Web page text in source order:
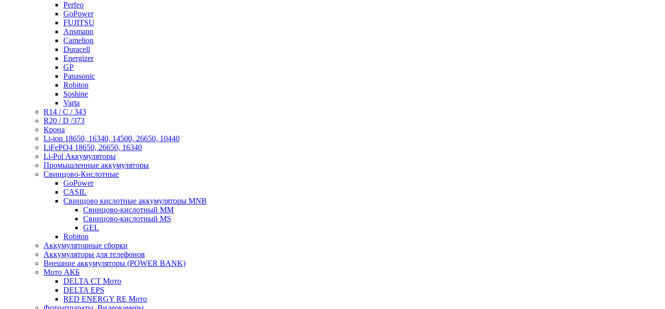
Perfeo
GoPower
FUJITSU
Ansmann
Camelion
Duracell
Energizer
GP
Panasonic
Robiton
Soshine
Varta
R14 / C / 343
R20 / D /373
Крона
Li-ion 18650, 16340, 14500, 26650, 10440
LiFePO4 18650, 26650, 16340
Li-Pol Аккумуляторы
Промышленные аккумуляторы
Свинцово-Кислотные
GoPower
CASIL
Свинцово кислотные аккумуляторы MNB
Cвинцово-кислотный MM
Cвинцово-кислотный MS
GEL
Robiton
Аккумуляторные сборки
Аккумуляторы для телефонов
Внешние аккумуляторы (POWER BANK)
Мото АКБ
DELTA CT Мото
DELTA EPS
RED ENERGY RE Мото